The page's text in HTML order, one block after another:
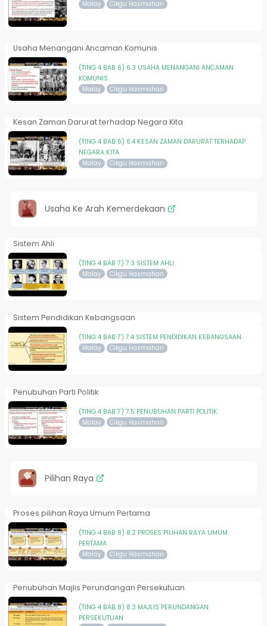
Malay Cikgu Hasmahan
Usaha Menangani Ancaman Komunis
(TING 4 BAB 6) 6.3 USAHA MENANGANI ANCAMAN
KOMUNIS
Malay Cikgu Hasmahan
Kesan Zaman Darurat terhadap Negara Kita
(TING 4 BAB 6) 6.4 KESAN ZAMAN DARURAT TERHADAP
NEGARA KITA
Malay Cikgu Hasmahan
Usaha Ke Arah Kemerdekaan
Sistem Ahli
(TING 4 BAB 7) 7.3 SISTEM AHLI
Malay Cikgu Hasmahan
Sistem Pendidikan Kebangsaan
(TING 4 BAB 7) 7.4 SISTEM PENDIDIKAN KEBANGSAAN
Malay Cikgu Hasmahan
Penubuhan Parti Politik
(TING 4 BAB 7) 7.5 PENUBUHAN PARTI POLITIK
Malay Cikgu Hasmahan
Pilihan Raya
Proses pilihan Raya Umum Pertama
(TING 4 BAB 8) 8.2 PROSES PILIHAN RAYA UMUM
PERTAMA
Malay Cikgu Hasmahan
Penubuhan Majlis Perundangan Persekutuan
(TING 4 BAB 8) 8.3 MAJLIS PERUNDANGAN
PERSEKUTUAN